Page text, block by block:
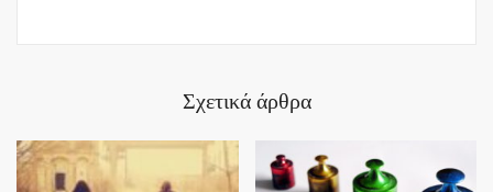
Σχετικά άρθρα